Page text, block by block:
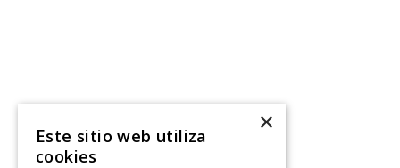
×
Este sitio web utiliza
cookies